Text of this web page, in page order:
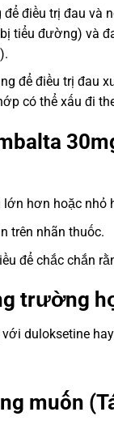
điều trị đau
tiểu đường) và
để điều trị đau
có thể xấu đi
hơn hoặc nhỏ
trên nhãn thuốc.
để chắc chắn
trường
duloksetine
muốn